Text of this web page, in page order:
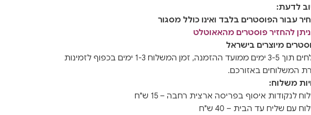
לדעת:
עבור הפוסטרים בלבד ואינו כולל מסגור
להחזיר פוסטרים מהאאוטלט
מיוצרים בישראל
נשלחים תוך 3-5 ימים ממועד ההזמנה, זמן המשלוח 1-3 ימים בכפוף לזמינות
המשלוחים באזורכם.
משלוח:
לנקודות איסוף בפריסה ארצית רחבה – 15 ש"ח
עם שליח עד הבית – 40 ש"ח